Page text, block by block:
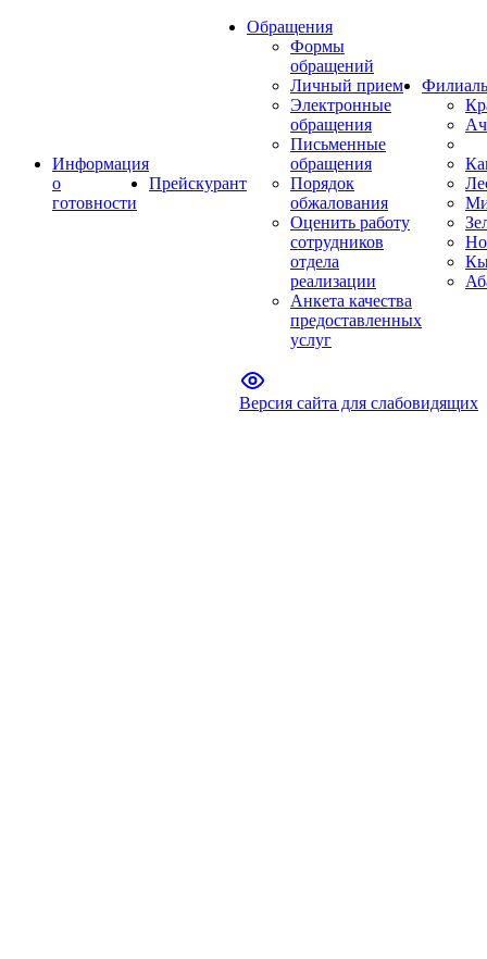
Информация
о
готовности
Прейскурант
Обращения
Формы
обращений
Личный прием
Электронные
обращения
Письменные
обращения
Порядок
обжалования
Оценить работу
сотрудников
отдела
реализации
Анкета качества
предоставленных
услуг
Версия сайта для слабовидящих